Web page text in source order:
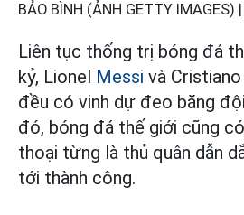
BẢO BÌNH (ẢNH GETTY IMAGES) |
Liên tục thống trị bóng đá
kỷ, Lionel Messi và Cristiano
đều có vinh dự đeo băng
đó, bóng đá thế giới cũng
thoại từng là thủ quân dẫn
tới thành công.